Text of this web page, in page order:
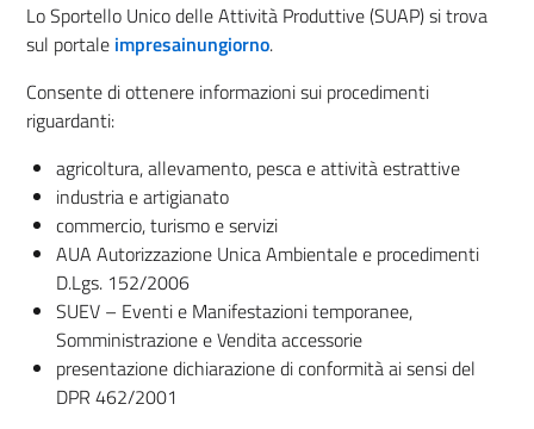
Lo Sportello Unico delle Attività Produttive (SUAP) si trova
sul portale impresainungiorno.
Consente di ottenere informazioni sui procedimenti
riguardanti:
agricoltura, allevamento, pesca e attività estrattive
industria e artigianato
commercio, turismo e servizi
AUA Autorizzazione Unica Ambientale e procedimenti
D.Lgs. 152/2006
SUEV – Eventi e Manifestazioni temporanee,
Somministrazione e Vendita accessorie
presentazione dichiarazione di conformità ai sensi del
DPR 462/2001